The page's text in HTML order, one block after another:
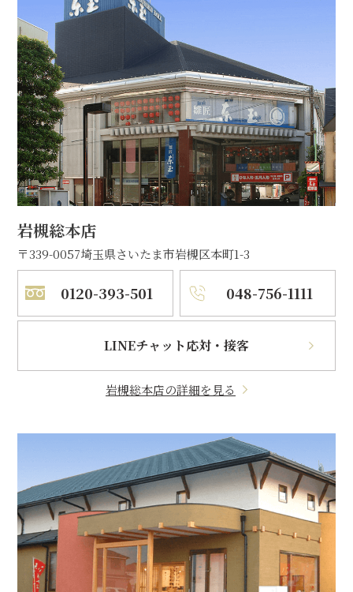
岩槻総本店
〒339-0057埼玉県さいたま市岩槻区本町1-3
0120-393-501 048-756-1111
LINEチャット応対・接客
岩槻総本店の詳細を見る